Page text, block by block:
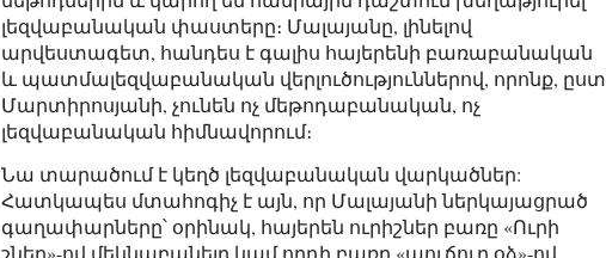
լեզվաբանական փաստերը։ Մալայանը, լինելով
արվեստագետ, հանդես է գալիս հայերենի բառաբանական
և պատմալեզվաբանական վերլուծություններով, որոնք, ըստ
Մարտիրոսյանի, չունեն ոչ մեթոդաբանական, ոչ
լեզվաբանական հիմնավորում։
Նա տարածում է կեղծ լեզվաբանական վարկածներ:
Հատկապես մտահոգիչ է այն, որ Մալայանի ներկայացրած
գաղափարները՝ օրինակ, հայերեն ուրիշներ բառը «Ուրի
շներ»-ով մեկնաբանելը կամ որդի բառը «պուճուր օձ»-ով